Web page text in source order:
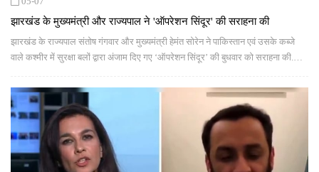
झारखंड के मुख्यमंत्री और राज्यपाल ने 'ऑपरेशन सिंदूर' की सराहना की
झारखंड के राज्यपाल संतोष गंगवार और मुख्यमंत्री हेमंत सोरेन ने पाकिस्तान एवं उसके कब्जे
वाले कश्मीर में सुरक्षा बलों द्वारा अंजाम दिए गए ‘ऑपरेशन सिंदूर’ की बुधवार को सराहना की.
सिंदूर.’’